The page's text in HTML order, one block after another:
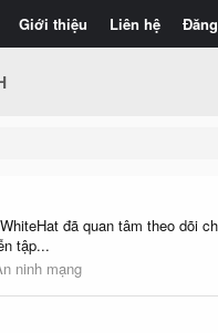
Giới thiệu Liên hệ
đã quan tâm theo dõi
tập...
ninh mạng